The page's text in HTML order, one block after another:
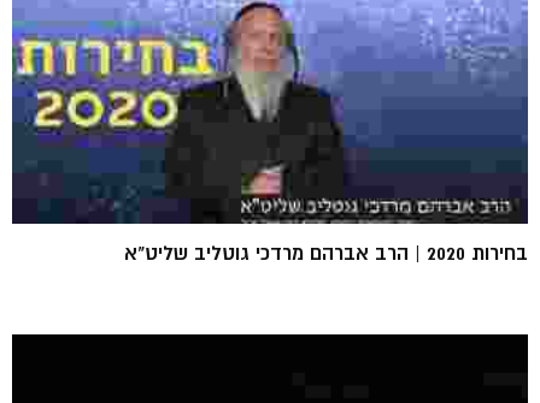
בחירות 2020 | הרב אברהם מרדכי גוטליב שליט"א